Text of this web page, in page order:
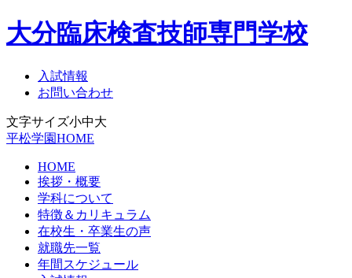
大分臨床検査技師専門学校
入試情報
お問い合わせ
文字サイズ小中大
平松学園HOME
HOME
挨拶・概要
学科について
特徴＆カリキュラム
在校生・卒業生の声
就職先一覧
年間スケジュール